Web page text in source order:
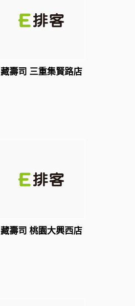
藏壽司 三重集賢路店
藏壽司 桃園大興西店